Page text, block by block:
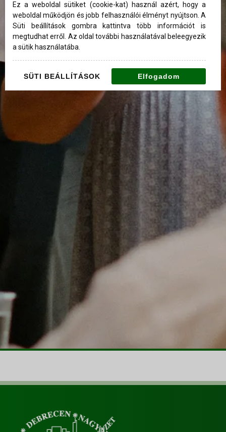
Ez a weboldal sütiket (cookie-kat) használ azért, hogy a
weboldal működjön és jobb felhasználói élményt nyújtson. A
Süti beállítások gombra kattintva több információt is
megtudhat erről. Az oldal további használatával beleegyezik
a sütik használatába.
SÜTI BEÁLLÍTÁSOK Elfogadom